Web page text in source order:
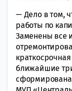
— Дело в том,
работы по
Заменены все
ближайшие